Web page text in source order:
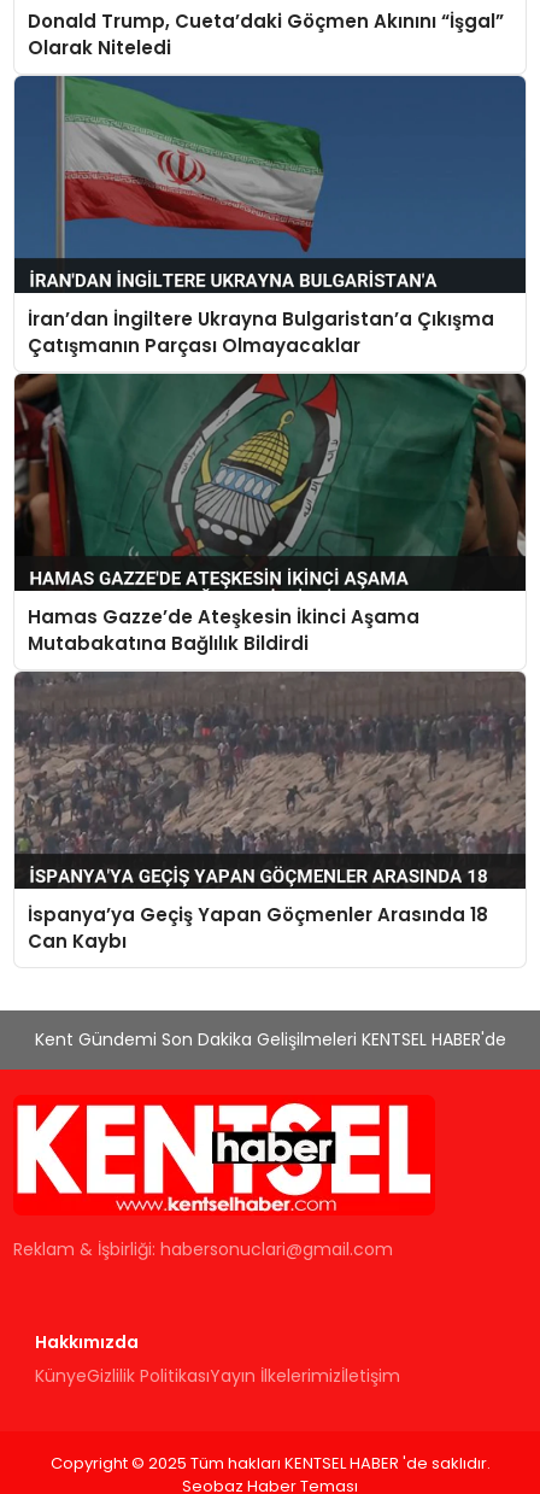
Donald Trump, Cueta’daki Göçmen Akınını “İşgal”
Olarak Niteledi
İran’dan İngiltere Ukrayna Bulgaristan’a Çıkışma
Çatışmanın Parçası Olmayacaklar
Hamas Gazze’de Ateşkesin İkinci Aşama
Mutabakatına Bağlılık Bildirdi
İspanya’ya Geçiş Yapan Göçmenler Arasında 18
Can Kaybı
Kent Gündemi Son Dakika Gelişilmeleri KENTSEL HABER'de
Reklam & İşbirliği:habersonuclari@gmail.com
Hakkımızda
KünyeGizlilik PolitikasıYayın İlkelerimizİletişim
Copyright © 2025 Tüm hakları KENTSEL HABER 'de saklıdır.
Seobaz Haber Teması